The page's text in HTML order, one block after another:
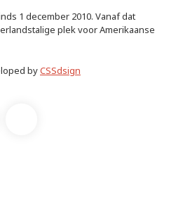
1 december 2010. Vanaf dat
plek voor Amerikaanse
byCSSdsign